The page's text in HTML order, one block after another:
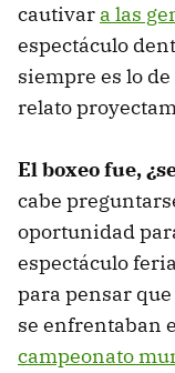
cautivar a las
espectáculo
siempre es lo
relato
El boxeo fue,
cabe
oportunidad
espectáculo
para pensar
se enfrentaban
campeonato